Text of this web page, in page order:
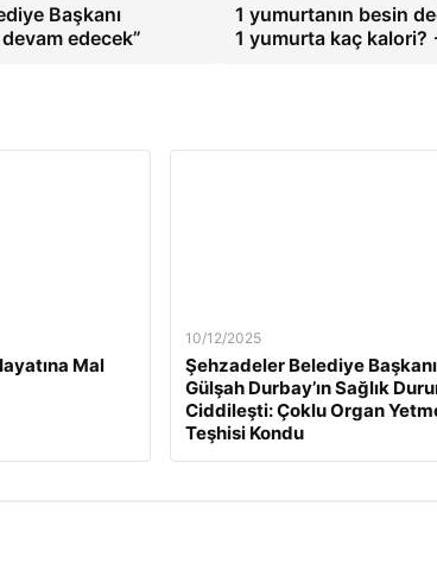
Başkanı
edecek”
1 yumurtanın besin
1 yumurta kaç kalori?
Mal
10/12/2025
Şehzadeler Belediye Başkanı
Gülşah Durbay’ın Sağlık
Ciddileşti: Çoklu Organ
Teşhisi Kondu